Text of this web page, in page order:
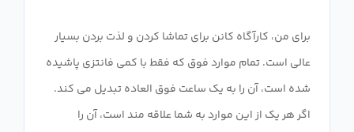
برای من، کارآگاه کانن برای تماشا کردن و لذت بردن بسیار
عالی است. تمام موارد فوق که فقط با کمی فانتزی پاشیده
شده است، آن را به یک ساعت فوق العاده تبدیل می کند.
اگر هر یک از این موارد به شما علاقه مند است، آن را